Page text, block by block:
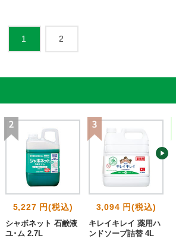
1 2
5,227 円(税込)
シャボネット 石鹸液
ユ･ム 2.7L
3,094 円(税込)
キレイキレイ 薬用ハ
ンドソープ詰替 4L